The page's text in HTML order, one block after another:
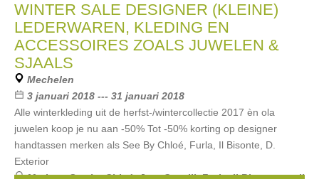
WINTER SALE DESIGNER (KLEINE)
LEDERWAREN, KLEDING EN
ACCESSOIRES ZOALS JUWELEN &
SJAALS
Mechelen
3 januari 2018 --- 31 januari 2018
Alle winterkleding uit de herfst-/wintercollectie 2017 èn ola
juwelen koop je nu aan -50% Tot -50% korting op designer
handtassen merken als See By Chloé, Furla, Il Bisonte, D.
Exterior